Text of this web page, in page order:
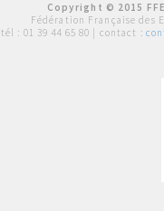
Copyright © 2015
Fédération Française des
tél : 01 39 44 65 80 | contact :